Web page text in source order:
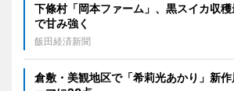
下條村「岡本ファーム」、黒スイカ収
で甘み強く
飯田経済新聞
倉敷・美観地区で「希莉光あかり」新